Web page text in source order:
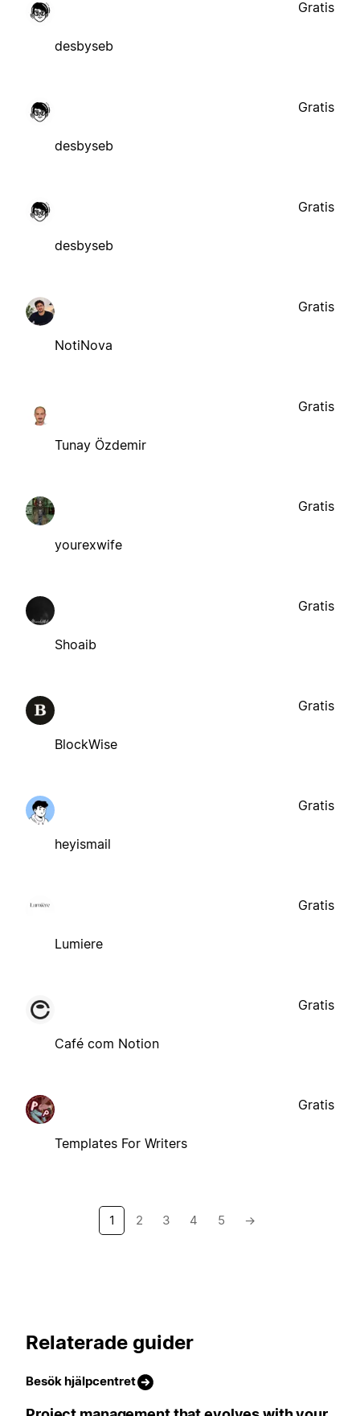
desbyseb
Gratis
desbyseb
Gratis
desbyseb
Gratis
NotiNova
Gratis
Tunay Özdemir
Gratis
yourexwife
Gratis
Shoaib
Gratis
BlockWise
Gratis
heyismail
Gratis
Lumiere
Gratis
Café com Notion
Gratis
Templates For Writers
Gratis
1 2 3 4 5 →
Relaterade guider
Besök hjälpcentret